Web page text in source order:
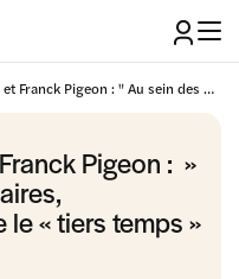
Intermarché - Anne et Franck Pigeon : " Au sein des Mousquetaires, l’implication se nomme le « tiers temps"
Pigeon : »
le « tiers temps »